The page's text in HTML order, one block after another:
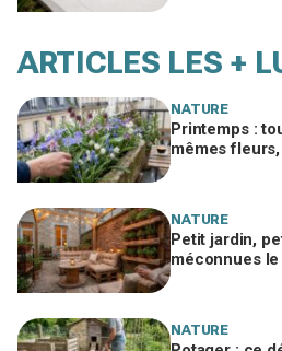
ARTICLES LES +
NATURE
Printemps :
mêmes
NATURE
Petit jardin,
méconnues
NATURE